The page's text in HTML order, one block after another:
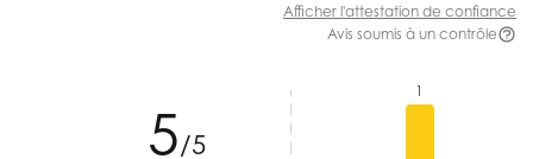
Afficher l'attestation de confiance
Avis soumis à un contrôle
5/5
1